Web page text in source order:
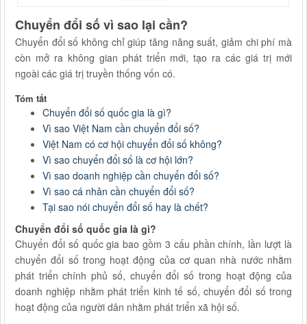
Chuyển đổi số vì sao lại cần?
Chuyển đổi số không chỉ giúp tăng năng suất, giảm chi phí mà
còn mở ra không gian phát triển mới, tạo ra các giá trị mới
ngoài các giá trị truyền thống vốn có.
Tóm tắt
Chuyển đổi số quốc gia là gì?
Vì sao Việt Nam cần chuyển đổi số?
Việt Nam có cơ hội chuyển đổi số không?
Vì sao chuyển đổi số là cơ hội lớn?
Vì sao doanh nghiệp cần chuyển đổi số?
Vì sao cá nhân cần chuyển đổi số?
Tại sao nói chuyển đổi số hay là chết?
Chuyển đổi số quốc gia là gì?
Chuyển đổi số quốc gia bao gồm 3 cấu phần chính, lần lượt là
chuyển đổi số trong hoạt động của cơ quan nhà nước nhằm
phát triển chính phủ số, chuyển đổi số trong hoạt động của
doanh nghiệp nhằm phát triển kinh tế số, chuyển đổi số trong
hoạt động của người dân nhằm phát triển xã hội số.